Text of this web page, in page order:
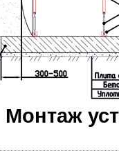
Монтаж